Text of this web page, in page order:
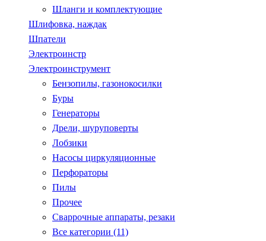
Шланги и комплектующие
Шлифовка, наждак
Шпатели
Электроинстр
Электроинструмент
Бензопилы, газонокосилки
Буры
Генераторы
Дрели, шуруповерты
Лобзики
Насосы циркуляционные
Перфораторы
Пилы
Прочее
Сваррочные аппараты, резаки
Все категории (11)